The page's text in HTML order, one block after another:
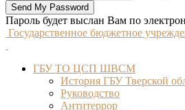
Пароль будет выслан Вам по
Государственное бюджетное
ГБУ ТО ЦСП ШВСМ
История ГБУ Тверской
Руководство
Антитеррор